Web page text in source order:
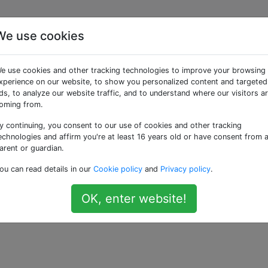
in Google Chrome
oder bearbeiten?
Chrome anzeigen, hinzufügen und bearbeiten.
zu tun?
extensions
use cookies
use cookies and other tracking technologies to improve your browsing
on our website, to show you personalized content and targeted
to analyze our website traffic, and to understand where our visitors
from.
continuing, you consent to our use of cookies and other tracking
and affirm you're at least 16 years old or have consent from a
or guardian.
can read details in our Cookie policy and Privacy policy.
OK, enter website!